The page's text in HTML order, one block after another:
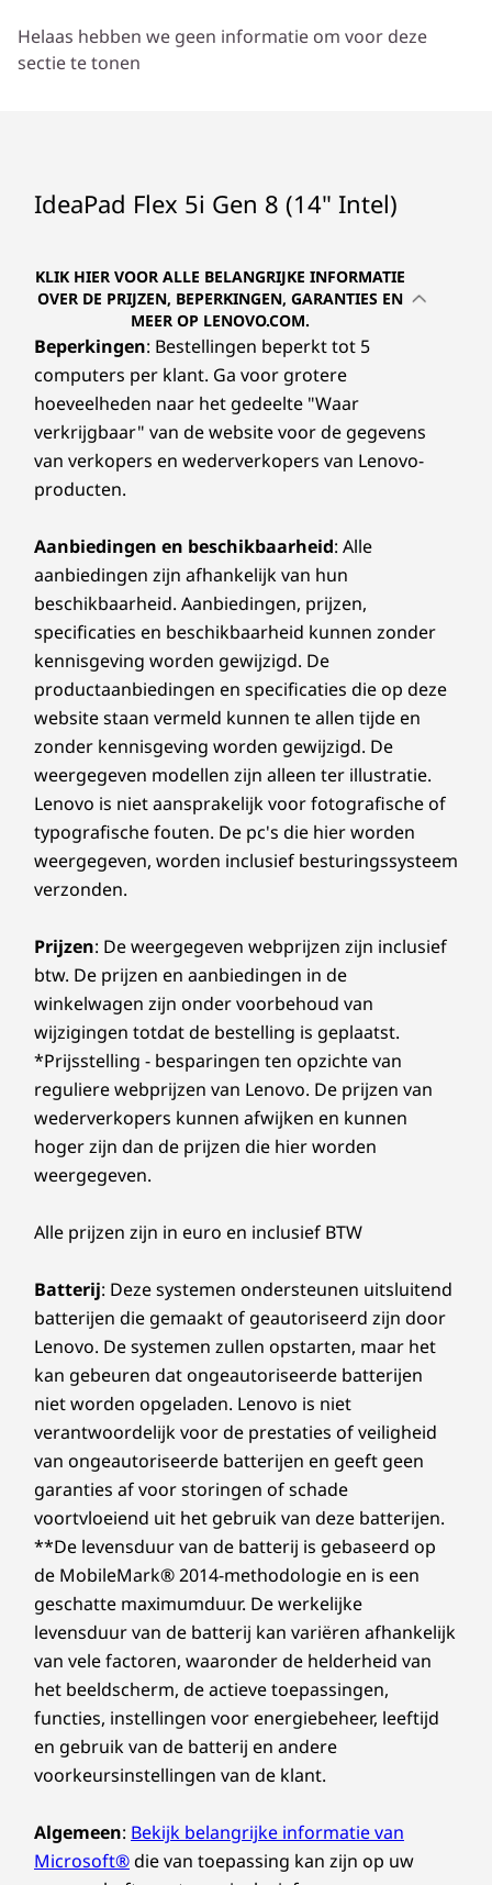
* De werking van 6 GHz wifi 6E is afhankelijk van de ondersteuning van het
Specificaties kunnen verschillen per regio/model.
ONTWERP
Afmetingen (h x b x d)
Uitvoering met metalen klep
(mm): 313,1 x 224,9 x slechts 17,4
(inch): 12,32″ x 8,85″ x slechts 0,69″
Kunststof uitvoering
(mm): 313,1 x 224,9 x slechts 17,8
Gewicht
Uitvoering met metalen klep
Vanaf 1,50 kg
Kunststof uitvoering
Vanaf 1,55 kg
Pen
Optionele Lenovo Digital Pen
Specificaties kunnen verschillen per regio/model.
Certificeringen/registraties
ENERGY STAR®8.0
EPEAT™ Silver geregistreerd in de VS
Specificaties kunnen verschillen per regio/model.
OVERIGE GEGEVENS
Beveiliging
Privacyschuifje
Vooraf geïnstalleerde software
Windows 11 Home/Pro
Lenovo Vantage
Microsoft 365 proefversie
McAfee®LiveSafe™
Amazon Alexa
Wat zit er in de doos?
Lenovo IdeaPad Flex 5i Gen 8 (14 Intel®)
Gebruikershandleiding
Voedingsadapter van 65 W
Specificaties kunnen verschillen per regio/model.
Helaas hebben we geen informatie om voor deze
sectie te tonen
IdeaPad Flex 5i Gen 8 (14" Intel)
KLIK HIER VOOR ALLE BELANGRIJKE INFORMATIE
OVER DE PRIJZEN, BEPERKINGEN, GARANTIES EN
MEER OP LENOVO.COM.
Beperkingen: Bestellingen beperkt tot 5
computers per klant. Ga voor grotere
hoeveelheden naar het gedeelte "Waar
verkrijgbaar" van de website voor de gegevens
van verkopers en wederverkopers van Lenovo-
producten.
Aanbiedingen en beschikbaarheid: Alle
aanbiedingen zijn afhankelijk van hun
beschikbaarheid. Aanbiedingen, prijzen,
specificaties en beschikbaarheid kunnen zonder
kennisgeving worden gewijzigd. De
productaanbiedingen en specificaties die op deze
website staan vermeld kunnen te allen tijde en
zonder kennisgeving worden gewijzigd. De
weergegeven modellen zijn alleen ter illustratie.
Lenovo is niet aansprakelijk voor fotografische of
typografische fouten. De pc's die hier worden
weergegeven, worden inclusief besturingssysteem
verzonden.
Prijzen: De weergegeven webprijzen zijn inclusief
btw. De prijzen en aanbiedingen in de
winkelwagen zijn onder voorbehoud van
wijzigingen totdat de bestelling is geplaatst.
*Prijsstelling - besparingen ten opzichte van
reguliere webprijzen van Lenovo. De prijzen van
wederverkopers kunnen afwijken en kunnen
hoger zijn dan de prijzen die hier worden
weergegeven.
Alle prijzen zijn in euro en inclusief BTW
Batterij: Deze systemen ondersteunen uitsluitend
batterijen die gemaakt of geautoriseerd zijn door
Lenovo. De systemen zullen opstarten, maar het
kan gebeuren dat ongeautoriseerde batterijen
niet worden opgeladen. Lenovo is niet
verantwoordelijk voor de prestaties of veiligheid
van ongeautoriseerde batterijen en geeft geen
garanties af voor storingen of schade
voortvloeiend uit het gebruik van deze batterijen.
**De levensduur van de batterij is gebaseerd op
de MobileMark® 2014-methodologie en is een
geschatte maximumduur. De werkelijke
levensduur van de batterij kan variëren afhankelijk
van vele factoren, waaronder de helderheid van
het beeldscherm, de actieve toepassingen,
functies, instellingen voor energiebeheer, leeftijd
en gebruik van de batterij en andere
voorkeursinstellingen van de klant.
Algemeen: Bekijk belangrijke informatie van
Microsoft®die van toepassing kan zijn op uw